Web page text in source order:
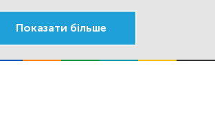
Показати більше